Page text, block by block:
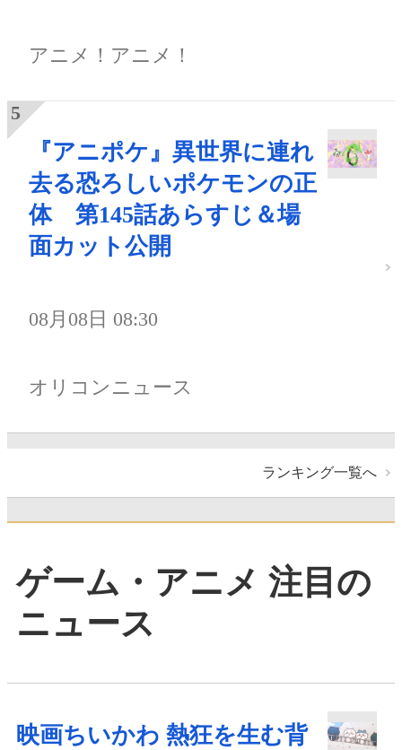
アニメ！アニメ！
『アニポケ』異世界に連れ
去る恐ろしいポケモンの正
体 第145話あらすじ＆場
面カット公開
08月08日 08:30
オリコンニュース
ランキング一覧へ
ゲーム・アニメ 注目の
ニュース
映画ちいかわ 熱狂を生む背